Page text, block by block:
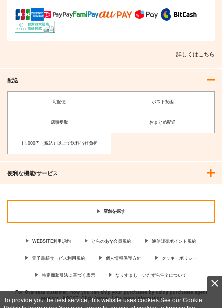
To provide you the best service, this website uses cookies.See our Cookie
作品詳細 作品詳細 作品詳細
ぶちあげアップデー
ト！3
1,430
サンプル
詳しくはこちら
配送
宅配便 ポスト投函
店頭受取 おまとめ配送
11,000円（税込）以上で送料当社負担
便利な機能/サービス
店舗を探す
WEBSITE利用規約 とらのあな会員規約 通信販売ポイント規約
電子書籍サービス利用規約 個人情報保護方針 クッキーポリシー
特定商取引法に基づく表示 なりすまし・いたずら注文について
For Overseas customer, now you can ship your purchases by using purchases agent
services “AOCS”! Click {more…} for more information …more